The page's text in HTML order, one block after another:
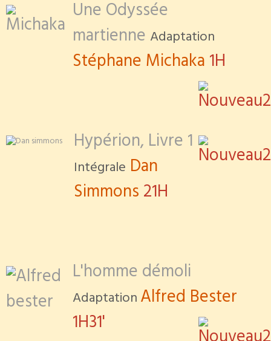
Une Odyssée
martienne Adaptation
Stéphane Michaka1H
Hypérion, Livre 1
Intégrale Dan
Simmons21H
L'homme démoli
AdaptationAlfred Bester
1H31'